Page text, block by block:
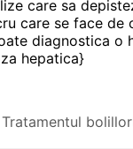
care sa
care se face de
diagnostica o
hepatica}
Tratamentul bolillor